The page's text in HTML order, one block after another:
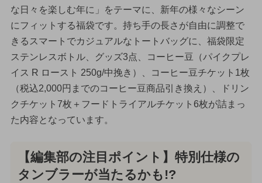
な日々を楽しむ年に」をテーマに、新年の様々なシーン
にフィットする福袋です。持ち手の長さが自由に調整で
きるスマートでカジュアルなトートバッグに、福袋限定
ステンレスボトル、グッズ3点、コーヒー豆（パイクプレ
イス R ロースト 250g/中挽き）、コーヒー豆チケット1枚
（税込2,000円までのコーヒー豆商品引き換え）、ドリン
クチケット7枚＋フードトライアルチケット6枚が詰まっ
た内容となっています。
【編集部の注目ポイント】特別仕様の
タンブラーが当たるかも!?